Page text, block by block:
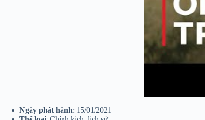
Ngày phát hành: 15/01/2021